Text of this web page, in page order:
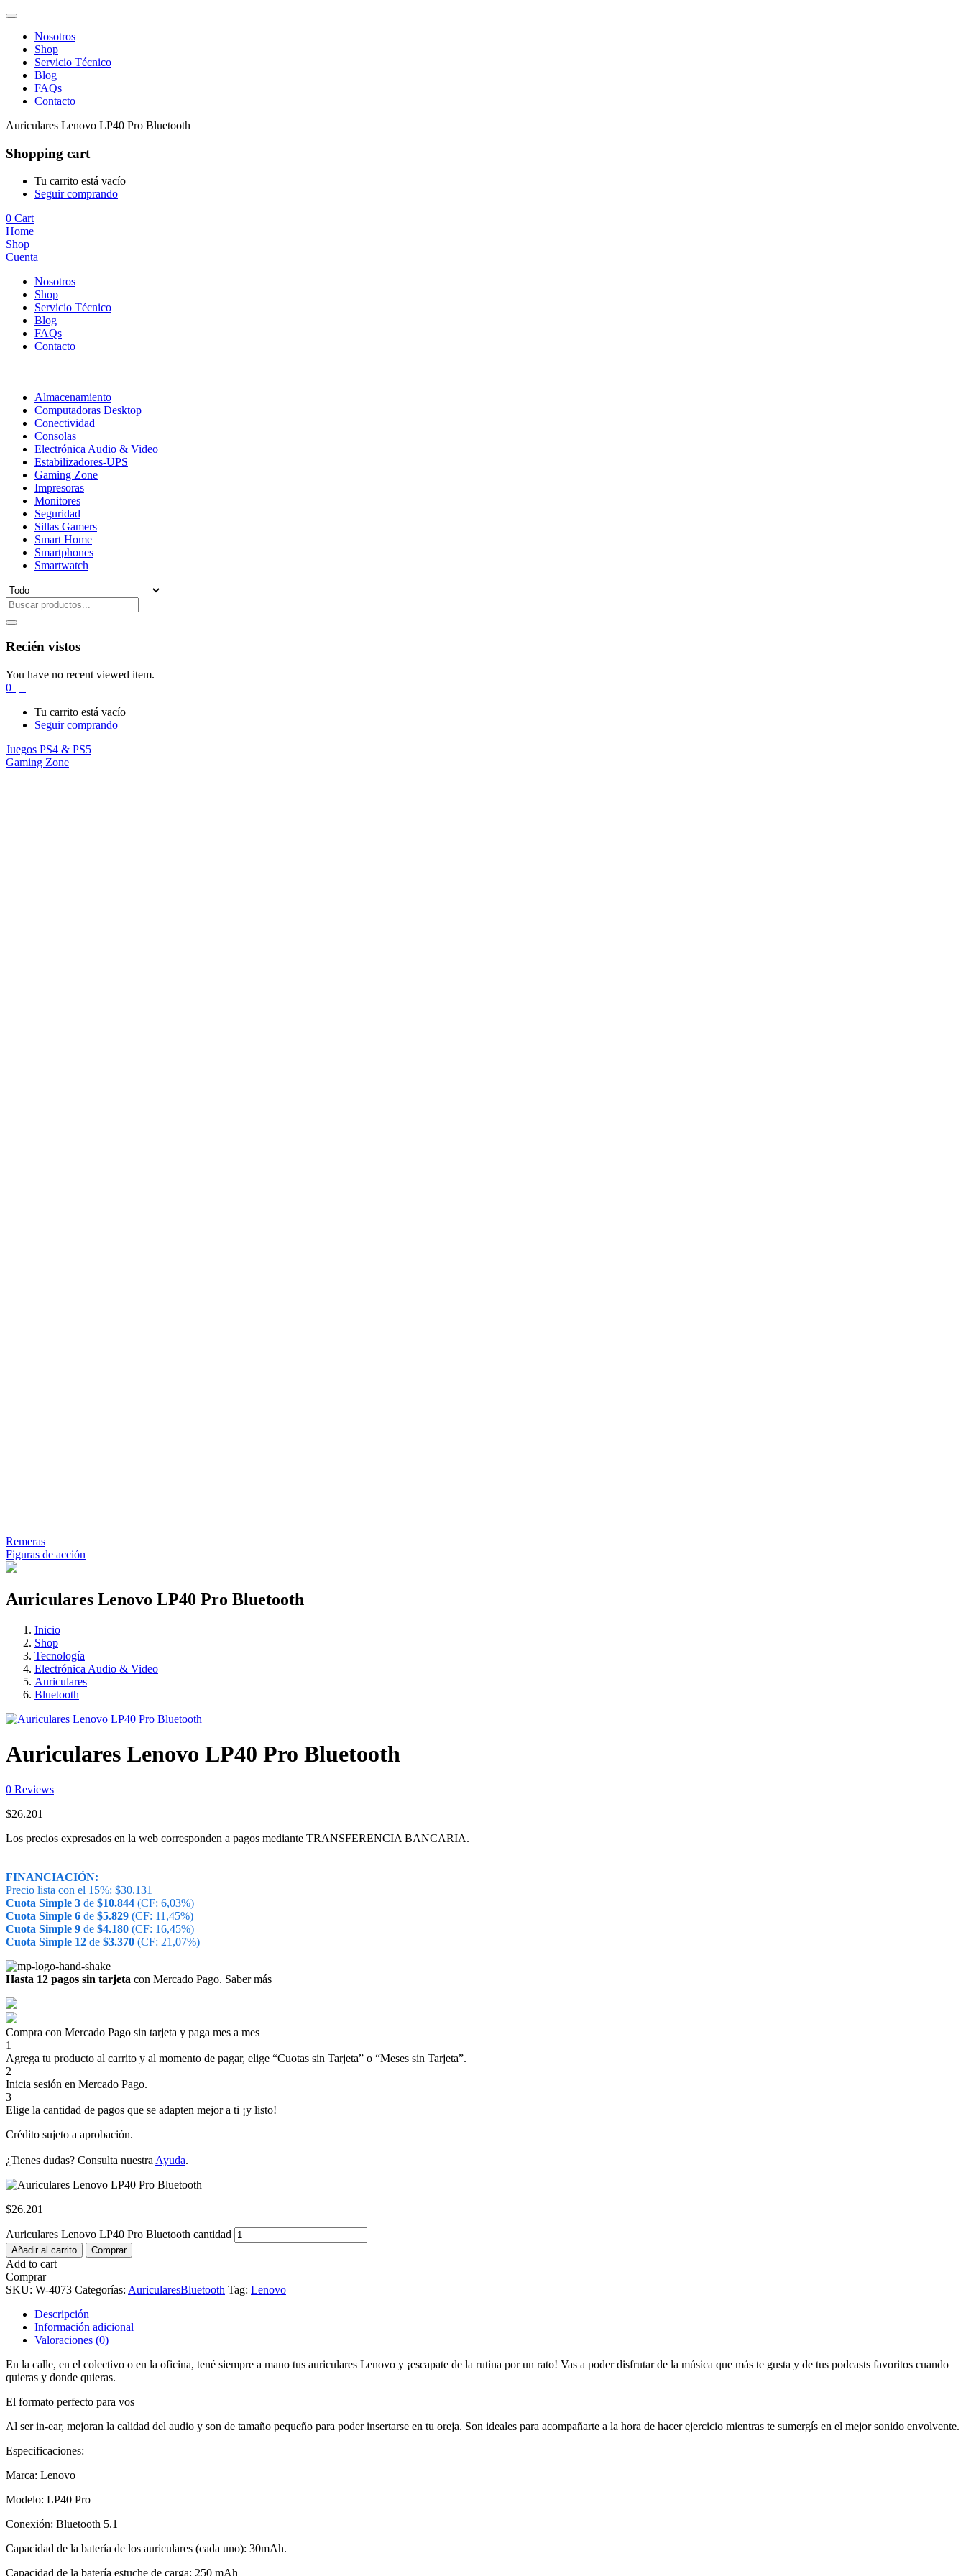
Nosotros
Shop
Servicio Técnico
Blog
FAQs
Contacto
Auriculares Lenovo LP40 Pro Bluetooth
Shopping cart
Tu carrito está vacío
Seguir comprando
0 Cart
Home
Shop
Cuenta
Nosotros
Shop
Servicio Técnico
Blog
FAQs
Contacto
Almacenamiento
Computadoras Desktop
Conectividad
Consolas
Electrónica Audio & Video
Estabilizadores-UPS
Gaming Zone
Impresoras
Monitores
Seguridad
Sillas Gamers
Smart Home
Smartphones
Smartwatch
Recién vistos
You have no recent viewed item.
0
Tu carrito está vacío
Seguir comprando
Juegos PS4 & PS5
Gaming Zone
Remeras
Figuras de acción
Auriculares Lenovo LP40 Pro Bluetooth
Inicio
Shop
Tecnología
Electrónica Audio & Video
Auriculares
Bluetooth
Auriculares Lenovo LP40 Pro Bluetooth
0 Reviews
$26.201
Los precios expresados en la web corresponden a pagos mediante TRANSFERENCIA BANCARIA.
FINANCIACIÓN:
Precio lista con el 15%: $30.131
Cuota Simple 3 de $10.844 (CF: 6,03%)
Cuota Simple 6 de $5.829 (CF: 11,45%)
Cuota Simple 9 de $4.180 (CF: 16,45%)
Cuota Simple 12 de $3.370 (CF: 21,07%)
Hasta 12 pagos sin tarjeta con Mercado Pago. Saber más
Compra con Mercado Pago sin tarjeta y paga mes a mes
1
Agrega tu producto al carrito y al momento de pagar, elige “Cuotas sin Tarjeta” o “Meses sin Tarjeta”.
2
Inicia sesión en Mercado Pago.
3
Elige la cantidad de pagos que se adapten mejor a ti ¡y listo!
Crédito sujeto a aprobación.
¿Tienes dudas? Consulta nuestra Ayuda.
$26.201
Auriculares Lenovo LP40 Pro Bluetooth cantidad
Añadir al carrito Comprar
Add to cart
Comprar
SKU: W-4073 Categorías: AuricularesBluetooth Tag: Lenovo
Descripción
Información adicional
Valoraciones (0)
En la calle, en el colectivo o en la oficina, tené siempre a mano tus auriculares Lenovo y ¡escapate de la rutina por un rato! Vas a poder disfrutar de la música que más te gusta y de tus podcasts favoritos cuando
quieras y donde quieras.
El formato perfecto para vos
Al ser in-ear, mejoran la calidad del audio y son de tamaño pequeño para poder insertarse en tu oreja. Son ideales para acompañarte a la hora de hacer ejercicio mientras te sumergís en el mejor sonido envolvente.
Especificaciones:
Marca: Lenovo
Modelo: LP40 Pro
Conexión: Bluetooth 5.1
Capacidad de la batería de los auriculares (cada uno): 30mAh.
Capacidad de la batería estuche de carga: 250 mAh